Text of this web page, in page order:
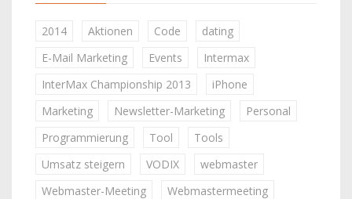
2014 Aktionen Code
dating
E-Mail Marketing
Events
Intermax
InterMax Championship 2013
iPhone
Marketing
Newsletter-Marketing
Personal
Programmierung
Tool
Tools
Umsatz steigern
VODIX
webmaster
Webmaster-Meeting
Webmastermeeting